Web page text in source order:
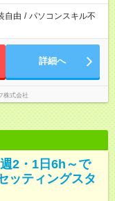
自由 / パソコンスキル不
詳細へ
株式会社
2・1日6h～で
ッティングスタ